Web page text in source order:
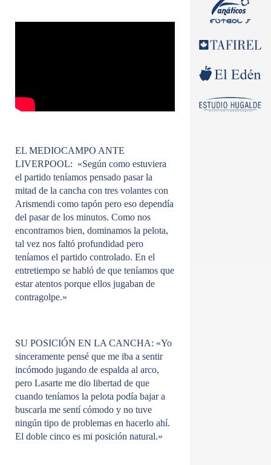
EL MEDIOCAMPO ANTE
LIVERPOOL: «Según como estuviera
el partido teníamos pensado pasar la
mitad de la cancha con tres volantes con
Arismendi como tapón pero eso dependía
del pasar de los minutos. Como nos
encontramos bien, dominamos la pelota,
tal vez nos faltó profundidad pero
teníamos el partido controlado. En el
entretiempo se habló de que teníamos que
estar atentos porque ellos jugaban de
contragolpe.»
SU POSICIÓN EN LA CANCHA: «Yo
sinceramente pensé que me iba a sentir
incómodo jugando de espalda al arco,
pero Lasarte me dio libertad de que
cuando teníamos la pelota podía bajar a
buscarla me sentí cómodo y no tuve
ningún tipo de problemas en hacerlo ahí.
El doble cinco es mi posición natural.»